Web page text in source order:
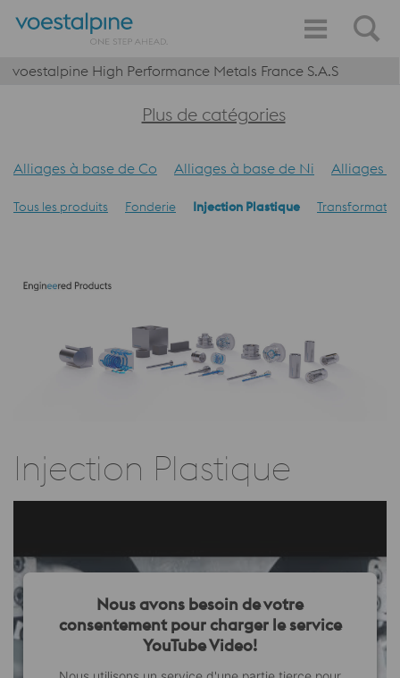
voestalpine High Performance Metals France S.A.S
Plus de catégories
Alliages à base de Co Alliages à base de Ni Alliages
Tous les produits Fonderie Injection Plastique
Injection Plastique
Nous avons besoin de votre
consentement pour charger le service
YouTube Video!